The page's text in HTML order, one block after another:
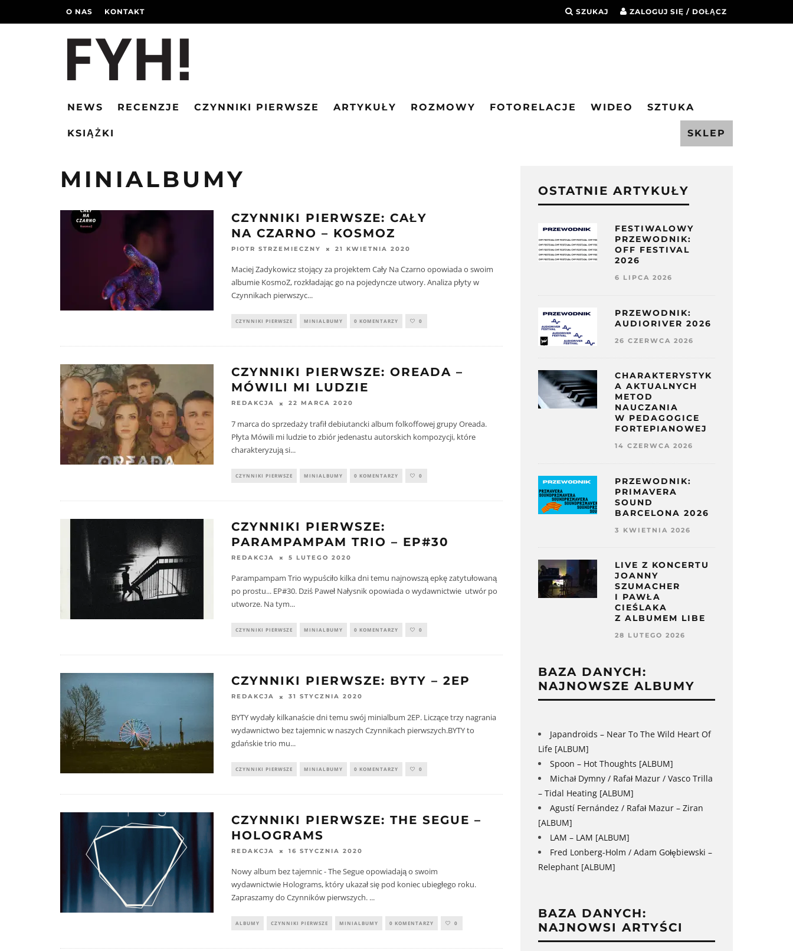
O NAS KONTAKT SZUKAJ ZALOGUJ SIĘ / DOŁĄCZ
NEWS RECENZJE CZYNNIKI PIERWSZE ARTYKUŁY ROZMOWY FOTORELACJE WIDEO SZTUKA
SKLEP
KSIĄŻKI
MINIALBUMY
CZYNNIKI PIERWSZE: CAŁY
NA CZARNO – KOSMOZ
PIOTR STRZEMIECZNY 21 KWIETNIA 2020
Maciej Zadykowicz stojący za projektem Cały Na Czarno opowiada o swoim
albumie KosmoZ, rozkładając go na pojedyncze utwory. Analiza płyty w
Czynnikach pierwszyc...
CZYNNIKI PIERWSZE MINIALBUMY 0 KOMENTARZY 0
CZYNNIKI PIERWSZE: OREADA –
MÓWILI MI LUDZIE
REDAKCJA 22 MARCA 2020
7 marca do sprzedaży trafił debiutancki album folkoffowej grupy Oreada.
Płyta Mówili mi ludzie to zbiór jedenastu autorskich kompozycji, które
charakteryzują si...
CZYNNIKI PIERWSZE MINIALBUMY 0 KOMENTARZY 0
CZYNNIKI PIERWSZE:
PARAMPAMPAM TRIO – EP#30
REDAKCJA 5 LUTEGO 2020
Parampampam Trio wypuściło kilka dni temu najnowszą epkę zatytułowaną
po prostu... EP#30. Dziś Paweł Nałysnik opowiada o wydawnictwie utwór po
utworze. Na tym...
CZYNNIKI PIERWSZE MINIALBUMY 0 KOMENTARZY 0
CZYNNIKI PIERWSZE: BYTY – 2EP
REDAKCJA 31 STYCZNIA 2020
BYTY wydały kilkanaście dni temu swój minialbum 2EP. Liczące trzy nagrania
wydawnictwo bez tajemnic w naszych Czynnikach pierwszych.BYTY to
gdańskie trio mu...
CZYNNIKI PIERWSZE MINIALBUMY 0 KOMENTARZY 0
CZYNNIKI PIERWSZE: THE SEGUE –
HOLOGRAMS
REDAKCJA 16 STYCZNIA 2020
Nowy album bez tajemnic - The Segue opowiadają o swoim
wydawnictwie Holograms, który ukazał się pod koniec ubiegłego roku.
Zapraszamy do Czynników pierwszych. ...
ALBUMY CZYNNIKI PIERWSZE MINIALBUMY 0 KOMENTARZY 0
OSTATNIE ARTYKUŁY
FESTIWALOWY
PRZEWODNIK:
OFF FESTIVAL
2026
6 LIPCA 2026
PRZEWODNIK:
AUDIORIVER 2026
26 CZERWCA 2026
CHARAKTERYSTYK
A AKTUALNYCH
METOD
NAUCZANIA
W PEDAGOGICE
FORTEPIANOWEJ
14 CZERWCA 2026
PRZEWODNIK:
PRIMAVERA
SOUND
BARCELONA 2026
3 KWIETNIA 2026
LIVE Z KONCERTU
JOANNY
SZUMACHER
I PAWŁA
CIEŚLAKA
Z ALBUMEM LIBE
28 LUTEGO 2026
BAZA DANYCH:
NAJNOWSZE ALBUMY
Japandroids – Near To The Wild Heart Of
Life [ALBUM]
Spoon – Hot Thoughts [ALBUM]
Michał Dymny / Rafał Mazur / Vasco Trilla
– Tidal Heating [ALBUM]
Agustí Fernández / Rafał Mazur – Ziran
[ALBUM]
LAM – LAM [ALBUM]
Fred Lonberg-Holm / Adam Gołębiewski –
Relephant [ALBUM]
BAZA DANYCH:
NAJNOWSI ARTYŚCI